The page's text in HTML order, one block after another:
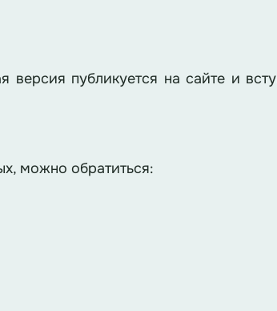
публикуется на сайте и
можно обратиться: